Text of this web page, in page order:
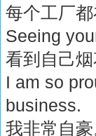
每个工厂
Seeing
看到自己
I am so
business.
我非常自